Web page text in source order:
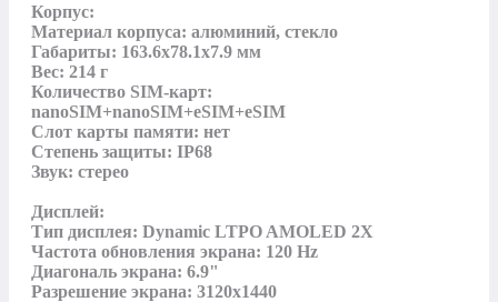
Корпус:
Материал корпуса: алюминий, стекло
Габариты: 163.6x78.1x7.9 мм
Вес: 214 г
Количество SIM-карт:
nanoSIM+nanoSIM+eSIM+eSIM
Слот карты памяти: нет
Степень защиты: IP68
Звук: стерео
Дисплей:
Тип дисплея: Dynamic LTPO AMOLED 2X
Частота обновления экрана: 120 Hz
Диагональ экрана: 6.9"
Разрешение экрана: 3120х1440